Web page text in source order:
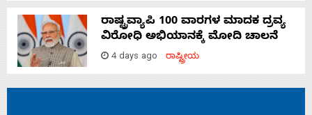
ರಾಷ್ಟ್ರವ್ಯಾಪಿ 100 ವಾರಗಳ ಮಾದಕ ದ್ರವ್ಯ
ವಿರೋಧಿ ಅಭಿಯಾನಕ್ಕೆ ಮೋದಿ ಚಾಲನೆ
4 days ago ರಾಷ್ಟ್ರೀಯ